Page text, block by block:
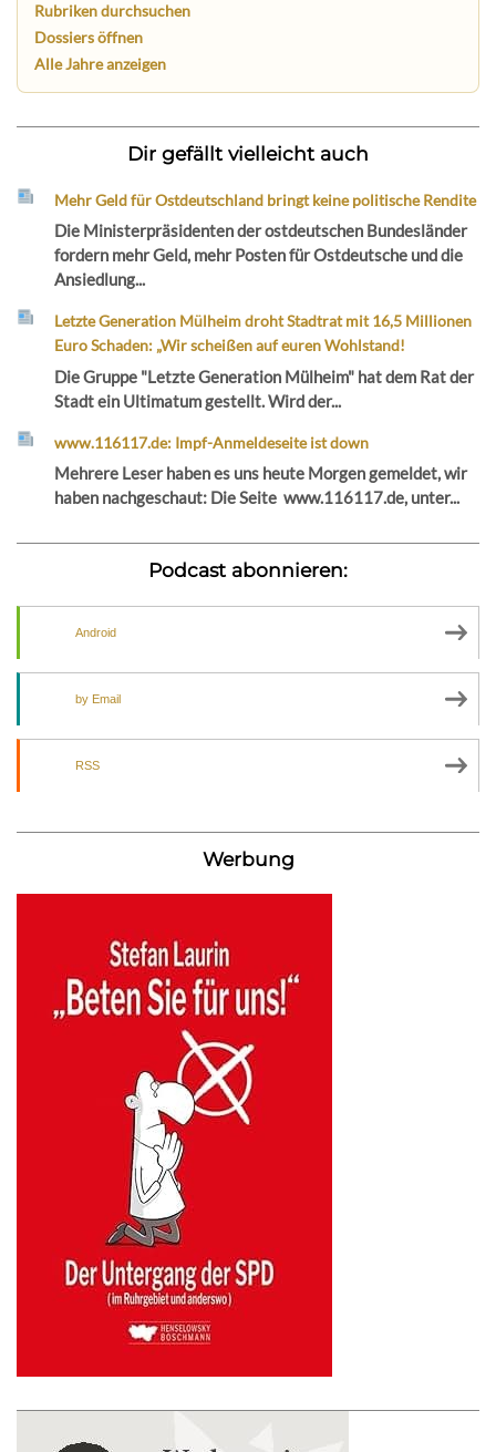
Rubriken durchsuchen
Dossiers öffnen
Alle Jahre anzeigen
Dir gefällt vielleicht auch
Mehr Geld für Ostdeutschland bringt keine politische Rendite
Die Ministerpräsidenten der ostdeutschen Bundesländer
fordern mehr Geld, mehr Posten für Ostdeutsche und die
Ansiedlung...
Letzte Generation Mülheim droht Stadtrat mit 16,5 Millionen
Euro Schaden: „Wir scheißen auf euren Wohlstand!
Die Gruppe "Letzte Generation Mülheim" hat dem Rat der
Stadt ein Ultimatum gestellt. Wird der...
www.116117.de: Impf-Anmeldeseite ist down
Mehrere Leser haben es uns heute Morgen gemeldet, wir
haben nachgeschaut: Die Seite www.116117.de, unter...
Podcast abonnieren:
Android
by Email
RSS
Werbung